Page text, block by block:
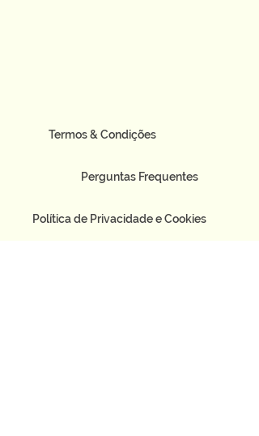
Termos & Condições
Política de Privacidade e Cookies
Perguntas Frequentes